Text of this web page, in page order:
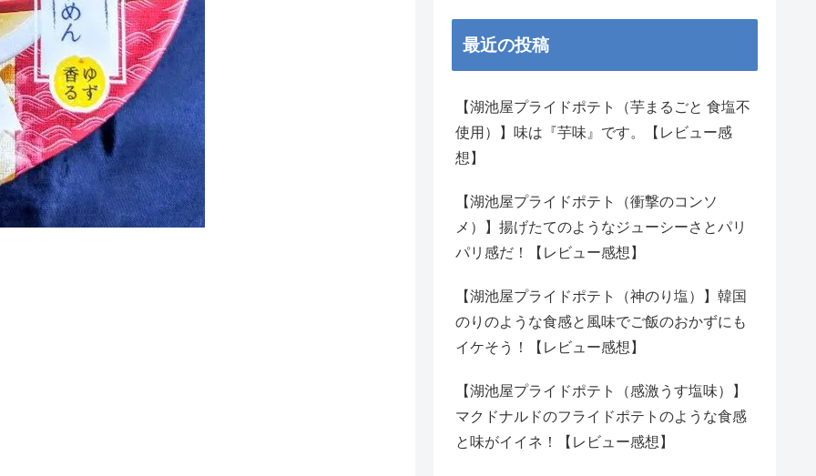
最近の投稿
【湖池屋プライドポテト（芋まるごと 食塩不
使用）】味は『芋味』です。【レビュー感
想】
【湖池屋プライドポテト（衝撃のコンソ
メ）】揚げたてのようなジューシーさとパリ
パリ感だ！【レビュー感想】
【湖池屋プライドポテト（神のり塩）】韓国
のりのような食感と風味でご飯のおかずにも
イケそう！【レビュー感想】
【湖池屋プライドポテト（感激うす塩味）】
マクドナルドのフライドポテトのような食感
と味がイイネ！【レビュー感想】